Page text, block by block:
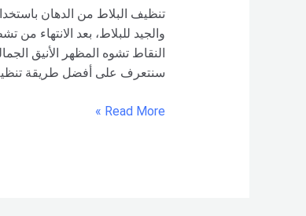
تنظيف البلاط من الدهان
والجيد للبلاط، بعد الانتهاء من
النقاط تشوه المظهر الأنيق
سنتعرف على أفضل طريقة
شركة
العربي
Read More »